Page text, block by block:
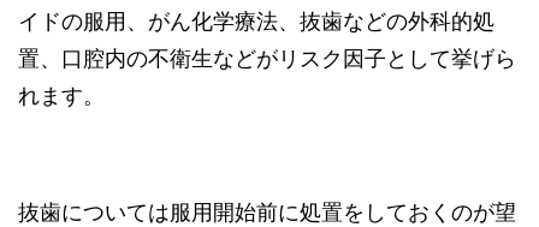
イドの服用、がん化学療法、抜歯などの外科的処
置、口腔内の不衛生などがリスク因子として挙げら
れます。
抜歯については服用開始前に処置をしておくのが望